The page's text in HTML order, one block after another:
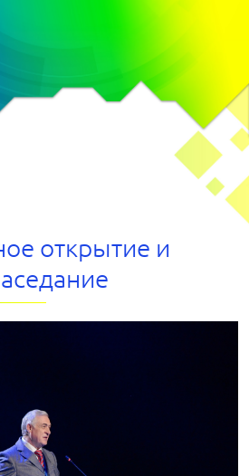
открытие и